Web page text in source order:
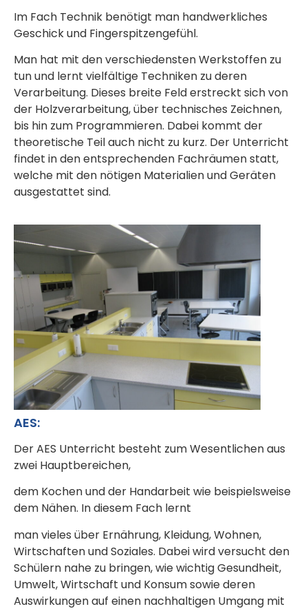
Im Fach Technik benötigt man handwerkliches
Geschick und Fingerspitzengefühl.
Man hat mit den verschiedensten Werkstoffen zu
tun und lernt vielfältige Techniken zu deren
Verarbeitung. Dieses breite Feld erstreckt sich von
der Holzverarbeitung, über technisches Zeichnen,
bis hin zum Programmieren. Dabei kommt der
theoretische Teil auch nicht zu kurz. Der Unterricht
findet in den entsprechenden Fachräumen statt,
welche mit den nötigen Materialien und Geräten
ausgestattet sind.
AES:
Der AES Unterricht besteht zum Wesentlichen aus
zwei Hauptbereichen,
dem Kochen und der Handarbeit wie beispielsweise
dem Nähen. In diesem Fach lernt
man vieles über Ernährung, Kleidung, Wohnen,
Wirtschaften und Soziales. Dabei wird versucht den
Schülern nahe zu bringen, wie wichtig Gesundheit,
Umwelt, Wirtschaft und Konsum sowie deren
Auswirkungen auf einen nachhaltigen Umgang mit